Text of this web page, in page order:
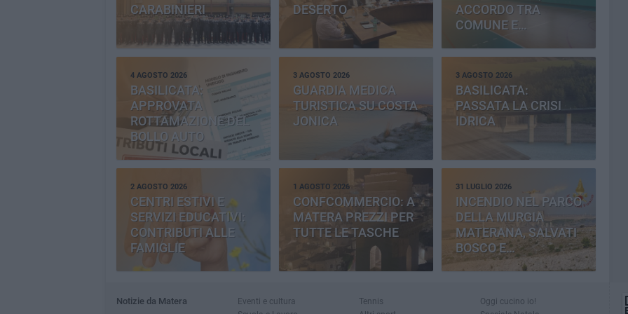
CARABINIERI
DESERTO
ACCORDO TRA
COMUNE E
PROVINCIA
4 AGOSTO 2026
BASILICATA:
APPROVATA
ROTTAMAZIONE DEL
BOLLO AUTO
3 AGOSTO 2026
GUARDIA MEDICA
TURISTICA SU COSTA
JONICA
3 AGOSTO 2026
BASILICATA:
PASSATA LA CRISI
IDRICA
2 AGOSTO 2026
CENTRI ESTIVI E
SERVIZI EDUCATIVI:
CONTRIBUTI ALLE
FAMIGLIE
1 AGOSTO 2026
CONFCOMMERCIO: A
MATERA PREZZI PER
TUTTE LE TASCHE
31 LUGLIO 2026
INCENDIO NEL PARCO
DELLA MURGIA
MATERANA, SALVATI
BOSCO E
CEMENTERIA
Notizie da Matera
Eventi e cultura
Tennis
Oggi cucino io!